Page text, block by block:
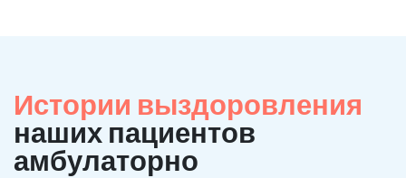
Истории выздоровления
наших пациентов
амбулаторно